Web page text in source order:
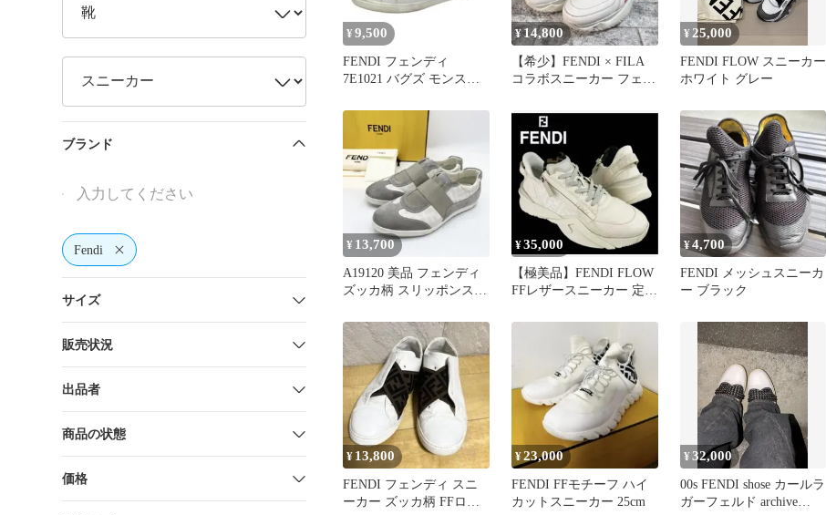
ブランド
Fendi
サイズ
販売状況
出品者
商品の状態
価格
¥ 9,500
FENDI フェンディ
7E1021 バグズ モンスタ
イ
¥14,800
【希少】FENDI × FILA
コラボスニーカー フェン
¥ 25,000
FENDI FLOW スニーカー
ホワイト グレー
¥ 13,700
A19120 美品 フェンディ
ズッカ柄 スリッポンスニ
¥35,000
【極美品】FENDI FLOW
FFレザースニーカー 定価
¥4,700
FENDI メッシュスニーカ
ー ブラック
¥ 13,800
FENDI フェンディ スニ
ーカー ズッカ柄 FFロゴ
¥23,000
FENDI FFモチーフ ハイ
カットスニーカー 25cm
¥32,000
00s FENDI shose カールラ
ガーフェルド archive